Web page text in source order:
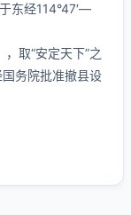
东经114°47′—
取“安定天下”之
务院批准撤县设